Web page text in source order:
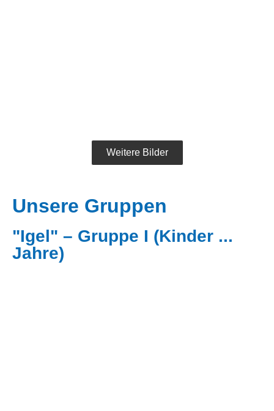
Weitere Bilder
Unsere Gruppen
"Igel" – Gruppe I (Kinder ...
Jahre)